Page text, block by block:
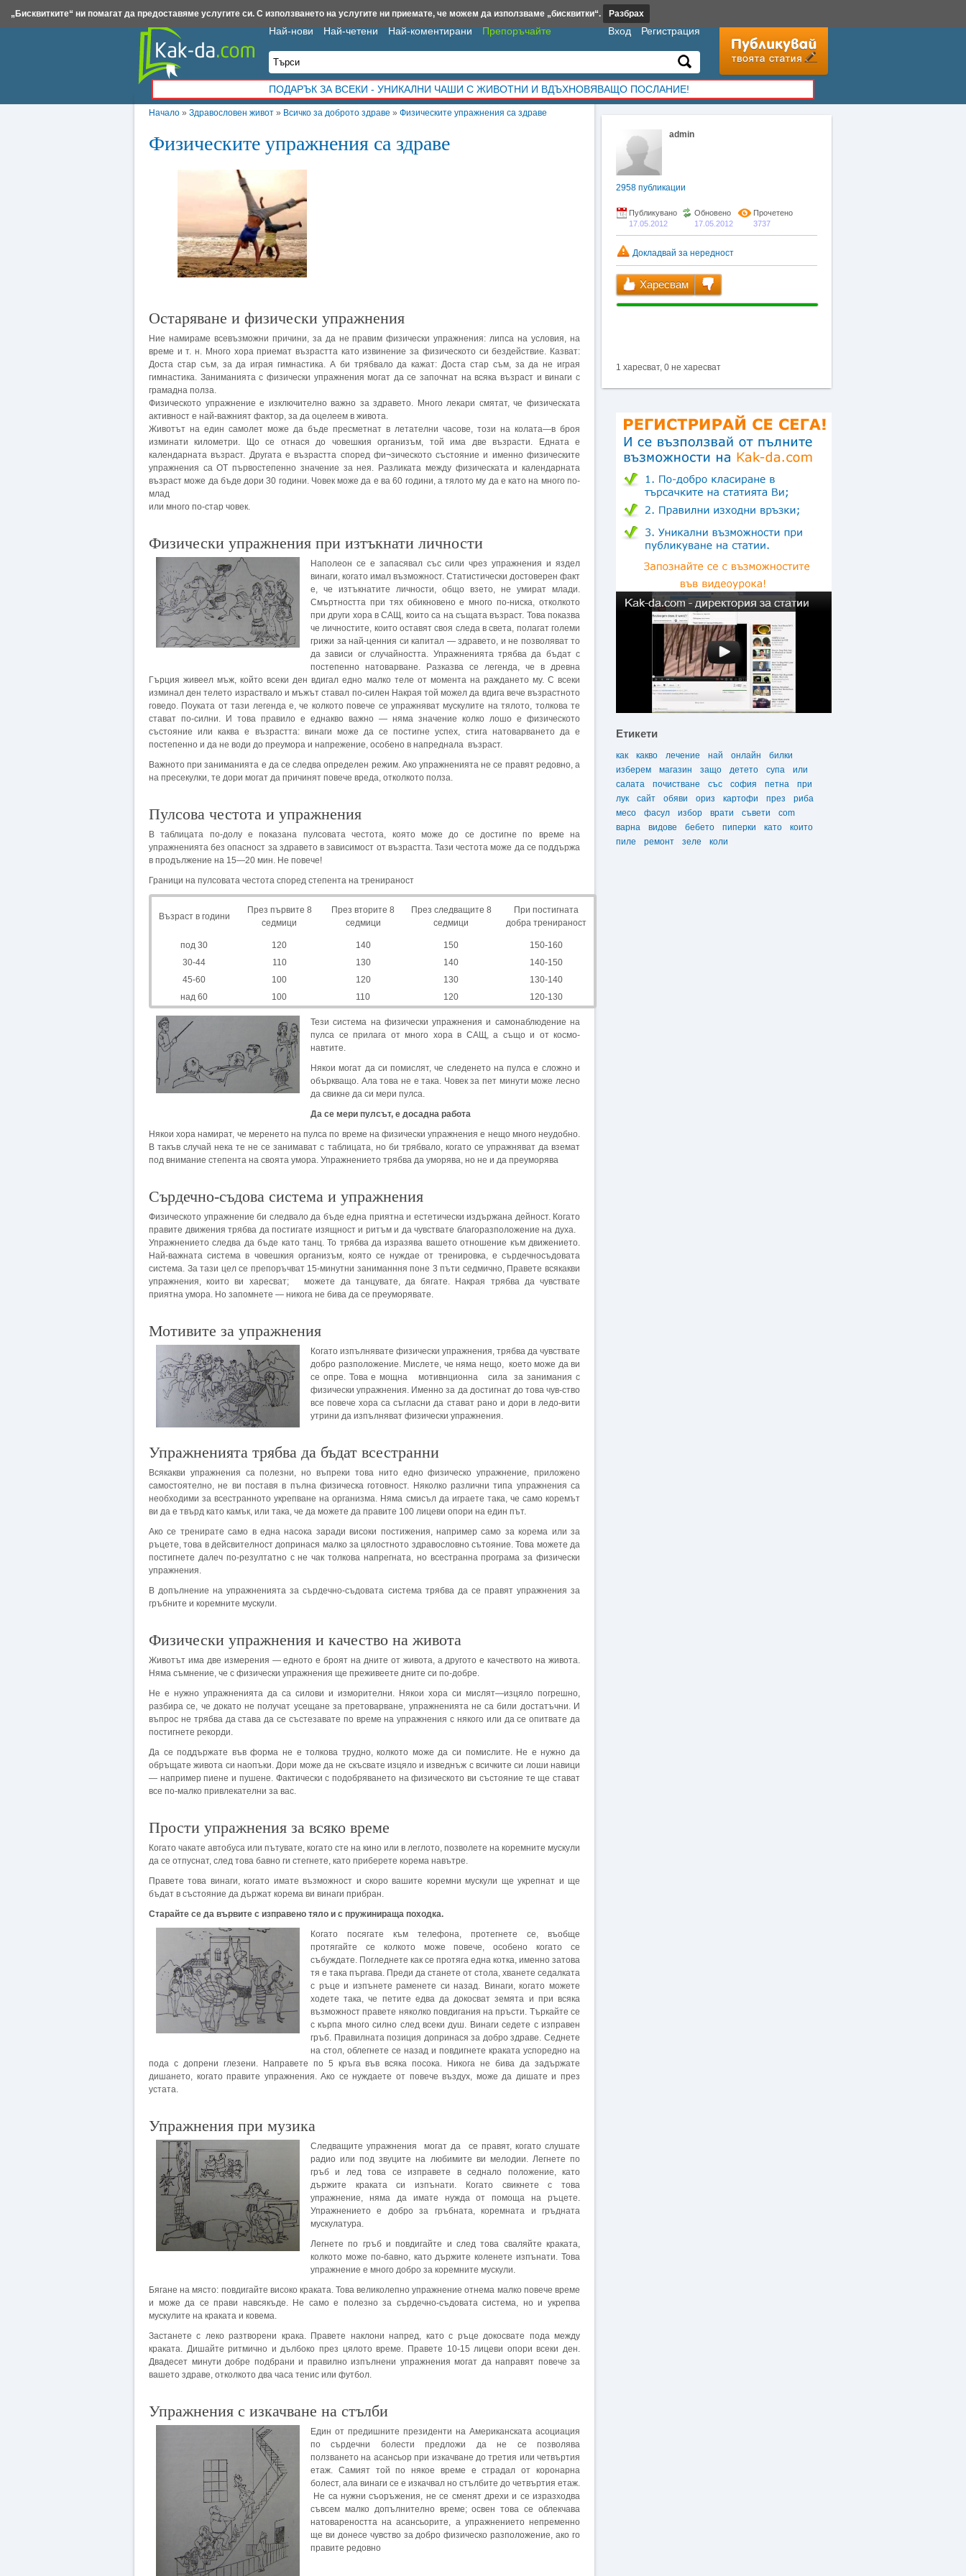
Начало » Здравословен живот » Всичко за доброто здраве » Физическите упражнения са здраве
Физическите упражнения са здраве
Остаряване и физически упражнения
Ние намираме всевъзможни причини, за да не правим физически упражнения: липса на условия, на
време и т. н. Много хора приемат възрастта като извинение за физическото си бездействие. Казват:
Доста стар съм, за да играя гимнастика. А би трябвало да кажат: Доста стар съм, за да не играя
гимнастика. Заниманията с физически упражнения могат да се започнат на всяка възраст и винаги с
грамадна полза.
Физическото упражнение е изключително важно за здравето. Много лекари смятат, че физическата
активност е най-важният фактор, за да оцелеем в живота.
Животът на един самолет може да бъде пресметнат в летателни часове, този на колата—в броя
изминати километри. Що се отнася до човешкия организъм, той има две възрасти. Едната е
календарната възраст. Другата е възрастта според фи¬зическото състояние и именно физическите
упражнения са ОТ първостепенно значение за нея. Разликата между физическата и календарната
възраст може да бъде дори 30 години. Човек може да е ва 60 години, а тялото му да е като на много по-
млад
или много по-стар човек.
Физически упражнения при изтъкнати личности
Наполеон се е запасявал със сили чрез упражнения и яздел
винаги, когато имал възможност. Статистически достоверен факт
е, че изтъкнатите личности, общо взето, не умират млади.
Смъртността при тях обикновено е много по-ниска, отколкото
при други хора в САЩ, които са на същата възраст. Това показва
че личностите, които оставят своя следа в света, полагат големи
грижи за най-ценния си капитал — здравето, и не позволяват то
да зависи or случайността. Упражненията трябва да бъдат с
постепенно натоварване. Разказва се легенда, че в древна
Гърция живеел мъж, който всеки ден вдигал едно малко теле от момента на раждането му. С всеки
изминал ден телето израствало и мъжът ставал по-силен Накрая той можел да вдига вече възрастното
говедо. По­уката от тази легенда е, че колкото повече се упражняват мус­кулите на тялото, толкова те
стават по-силни. И това правило е еднакво важно — няма значение колко лошо е физическото
състояние или каква е възрастта: винаги може да се постигне успех, стига натоварването да е
постепенно и да не води до преумора и напрежение, особено в напреднала възраст.
Важното при заниманията е да се следва определен режим. Ако упражненията не се правят редовно, а
на пресекулки, те дори могат да причинят повече вреда, отколкото полза.
Пулсова честота и упражнения
В таблицата по-долу е показана пулсовата честота, която може до се достигне по време на
упражненията без опасност за здравето в зависимост от възрастта. Тази честота може да се поддържа
в продължение на 15—20 мин. Не повече!
Граници на пулсовата честота според степента на тренираност
Възраст в години
През първите 8
седмици
През вторите 8
седмици
През следващите 8
седмици
При постигната
добра тренираност
под 30 120 140 150
150-160
30-44
110 130 140
140-150
45-60
100 120 130
130-140
над 60
100 110 120 120-130
Тези система на физически упражнения и самонаблюдение на
пулса се прилага от много хора в САЩ, а също и oт космо­
навтите.
Някои могат да си помислят, че следенето на пулса е слож­но и
объркващо. Ала това не е така. Човек за пет минути може лесно
да свикне да си мери пулса.
Да се мери пулсът, е досадна работа
Някои хора намират, че меренето на пулса по време на физи­чески упражнения е нещо много неудобно.
В такъв случай нека те не се занимават с таблицата, но би трябвало, когато се упражняват да вземат
под внимание степента на своята умора. Упражнението трябва да уморява, но не и да преуморява
Сърдечно-съдова система и упражнения
Физическото упражнение би следвало да бъде една приятна и естетически издържана дейност. Когато
правите движения трябва да постигате изящност и ритъм и да чувствате благоразположение на духа.
Упражнението следва да бъде като танц. То трябва да изразява вашето отношение към движението.
Най-важната система в човешкия организъм, която се нуждае от тренировка, е сърдечносъдовата
система. За тази цел се препоръчват 15-минутни заниманння поне 3 пъти седмично, Правете всякакви
упражнения, които ви харесват; можете да танцувате, да бягате. Накрая трябва да чувствате
приятна умора. Но запомнете — никога не бива да се преуморявате.
Мотивите за упражнения
Когато изпълнявате физически упражнения, трябва да чувствате
добро разположение. Мислете, че няма нещо, което може да ви
се опре. Това е мощна мотивнционна сила за занимания с
физически упражнения. Именно за да достигнат до това чув-ство
все повече хора са съгласни да стават рано и дори в ледо-вити
утрини да изпълняват физически упражнения.
Упражненията трябва да бъдат всестранни
Всякакви упражнения са полезни, но въпреки това нито едно физическо упражнение, приложено
самостоятелно, не ви поставя в пълна физическа готовност. Няколко различни типа упраж­нения са
необходими за всестранното укрепване на организма. Няма смисъл да играете така, че само коремът
ви да е твърд като камък, или така, че да можете да правите 100 лицеви опори на един път.
Ако се тренирате само в една насока заради високи постижения, например само за корема или за
ръцете, това в дейсвителност допринася малко за цялостното здравословно сътояние. Това можете да
постигнете далеч по-резултатно с не чак толкова напрегната, но всестранна програма за физически
упражнения.
В допълнение на упражненията за сърдечно-съдовата система трябва да се правят упражнения за
гръбните и корем­ните мускули.
Физически упражнения и качество на живота
Животът има две измерения — едното е броят на дните от живота, а другото е качеството на живота.
Няма съмнение, че с физи­чески упражнения ще преживеете дните си по-добре.
Не е нужно упражненията да са силови и изморителни. Някои хора си мислят—изцяло погрешно,
разбира се, че докато не получат усещане за претоварване, упражненията не са били достатъчни. И
въпрос не трябва да става да се състезавате по време на упражнения с някого или да се опитвате да
постигнете рекорди.
Да се поддържате във форма не е толкова трудно, колкото може да си помислите. Не е нужно да
обръщате живота си наопъки. Дори може да не скъсвате изцяло и изведнъж с всичките си лоши навици
— например пиене и пушене. Фак­тически с подобряването на физическото ви състояние те ще стават
все по-малко привлекателни за вас.
Прости упражнения за всяко време
Когато чакате автобуса или пътувате, когато сте на кино или в леглото, позволете на коремните мускули
да се отпуснат, след това бавно ги стегнете, като приберете корема навътре.
Правете това винаги, когато имате възможност и скоро вашите коремни мускули ще укрепнат и ще
бъдат в състояние да държат корема ви винаги прибран.
Старайте се да вървите с изправено тяло и с пружинираща походка.
Когато посягате към телефона, протегнете се, въобще
протягайте се колкото може повече, особено когато се
събуждате. Погледнете как се протяга една котка, именно затова
тя е така пъргава. Преди да станете от стола, хванете седалката
с ръце и изпънете раменете си назад. Винаги, когато можете
ходете така, че петите едва да докосват земята и при всяка
възможност правете няколко повдигания на пръсти. Търкайте се
с кърпа много силно след всеки душ. Винаги седете с изправен
гръб. Правилната позиция допринася за добро здраве. Седнете
на стол, облегнете се назад и повдигнете краката успоредно на
пода с допрени глезени. Направете по 5 кръга във всяка посока. Никога не бива да задържате
дишането, когато правите упражнения. Ако се нуждаете от повече въздух, може да дишате и през
устата.
Упражнения при музика
Следващите упражнения могат да се правят, когато слушате
радио или под звуците на любимите ви мелодии. Легнете по
гръб и лед това се изправете в седнало положение, като
държите краката си изпънати. Когато свикнете с това
упражнение, няма да имате нужда от помоща на ръцете.
Упражнението е добро за гръбната, коремната и гръдната
мускулатура.
Легнете по гръб и повдигайте и след това сваляйте краката,
колкото може по-бавно, като държите коленете изпънати. Това
упражнение е много добро за коремните мускули.
Бягане на място: повдигайте високо краката. Това великолепно упражнение отнема малко повече време
и може да се прави навсякъде. Не само е полезно за сърдечно-съдовата система, но и укрепва
мускулите на краката и ковема.
Застанете с леко разтворени крака. Правете наклони напред, като с ръце докосвате пода между
краката. Дишайте ритмично и дълбоко през цялото време. Правете 10-15 лицеви опори всеки ден.
Двадесет минути добре подбрани и правилно изпълнени упражнения могат да направят повече за
вашето здраве, отколкото два часа тенис или футбол.
Упражнения с изкачване на стълби
Един от предишните президенти на Американската асоциация
по сърдечни болести предложи да не се позволява
ползването на асансьор при изкачване до третия или четвъртия
етаж. Самият той по някое време е страдал от коронарна
болест, ала винаги се е изкачвал но стълбите до четвъртия етаж.
Не са нужни съоръжения, не се сменят дрехи и се изразходва
съвсем малко допълнително време; освен това се облекчава
натовареността на асансьорите, а упражнението непременно
ще ви донесе чувство за добро физическо разположение, ако го
правите редовно
admin
2958 публикации
Публикувано
17.05.2012
Обновено
17.05.2012
Прочетено
3737
Докладвай за нередност
Харесвам
1 харесват, 0 не харесват
Етикети
как какво лечение най онлайн
билки
изберем
магазин защо детето супа
или
салата
почистване със софия петна
при
лук
сайт обяви ориз картофи през
риба
месо
фасул избор врати съвети
com
варна
видове бебето пиперки като
които
пиле
ремонт зеле коли
Най-нови Най-четени Най-коментирани Препоръчайте Вход Регистрация
ПОДАРЪК ЗА ВСЕКИ - УНИКАЛНИ ЧАШИ С ЖИВОТНИ И ВДЪХНОВЯВАЩО ПОСЛАНИЕ!
Insert.bg Framar.bg Kak-da.com Iztochnik.com BauBau.bg NewAge.bg
„Бисквитките“ ни помагат да предоставяме услугите си. С използването на услугите ни приемате, че можем да използваме „бисквитки“. Разбрах